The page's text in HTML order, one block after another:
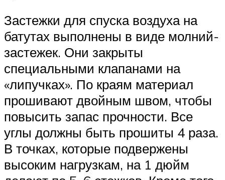
Застежки для спуска воздуха на
батутах выполнены в виде молний-
застежек. Они закрыты
специальными клапанами на
«липучках». По краям материал
прошивают двойным швом, чтобы
повысить запас прочности. Все
углы должны быть прошиты 4 раза.
В точках, которые подвержены
высоким нагрузкам, на 1 дюйм